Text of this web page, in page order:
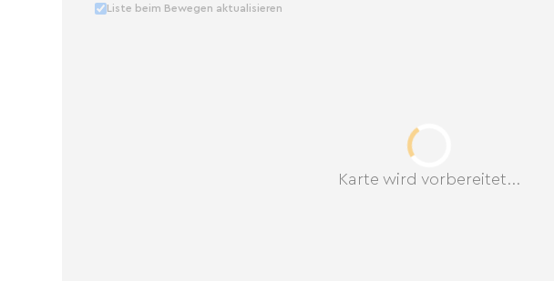
Karte wird vorbereitet...
Liste beim Bewegen aktualisieren